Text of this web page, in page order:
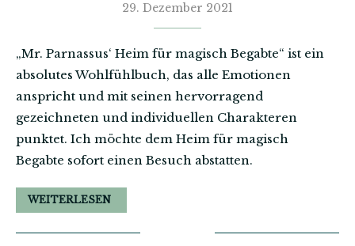
29. Dezember 2021
„Mr. Parnassus‘ Heim für magisch Begabte“ ist ein
absolutes Wohlfühlbuch, das alle Emotionen
anspricht und mit seinen hervorragend
gezeichneten und individuellen Charakteren
punktet. Ich möchte dem Heim für magisch
Begabte sofort einen Besuch abstatten.
WEITERLESEN